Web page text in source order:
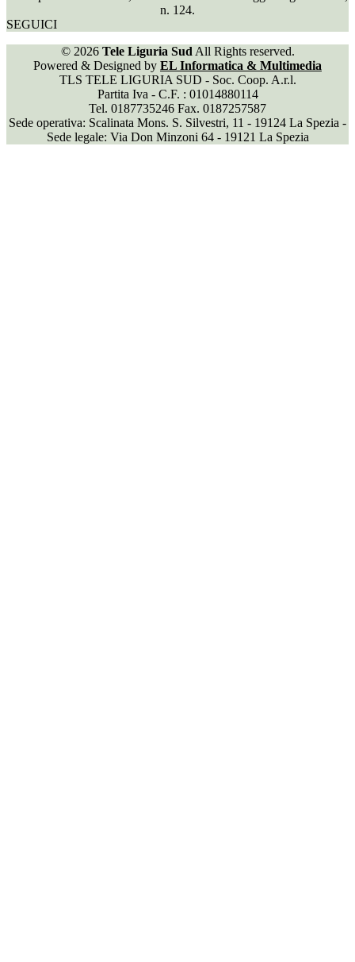
n. 124.
SEGUICI
© 2026 Tele Liguria Sud All Rights reserved.
Powered & Designed by EL Informatica & Multimedia
TLS TELE LIGURIA SUD - Soc. Coop. A.r.l.
Partita Iva - C.F. : 01014880114
Tel. 0187735246 Fax. 0187257587
Sede operativa: Scalinata Mons. S. Silvestri, 11 - 19124 La Spezia -
Sede legale: Via Don Minzoni 64 - 19121 La Spezia